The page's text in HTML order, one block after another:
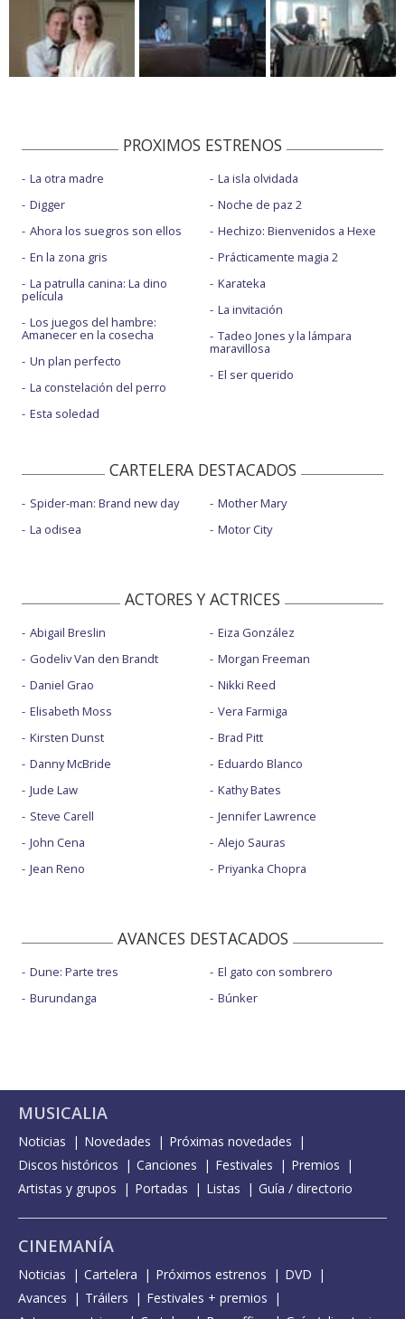
PROXIMOS ESTRENOS
La otra madre
Digger
Ahora los suegros son ellos
En la zona gris
La patrulla canina: La dino
película
Los juegos del hambre:
Amanecer en la cosecha
Un plan perfecto
La constelación del perro
Esta soledad
La isla olvidada
Noche de paz 2
Hechizo: Bienvenidos a Hexe
Prácticamente magia 2
Karateka
La invitación
Tadeo Jones y la lámpara
maravillosa
El ser querido
CARTELERA DESTACADOS
Spider-man: Brand new day
La odisea
Mother Mary
Motor City
ACTORES Y ACTRICES
Abigail Breslin
Godeliv Van den Brandt
Daniel Grao
Elisabeth Moss
Kirsten Dunst
Danny McBride
Jude Law
Steve Carell
John Cena
Jean Reno
Eiza González
Morgan Freeman
Nikki Reed
Vera Farmiga
Brad Pitt
Eduardo Blanco
Kathy Bates
Jennifer Lawrence
Alejo Sauras
Priyanka Chopra
AVANCES DESTACADOS
Dune: Parte tres
Burundanga
El gato con sombrero
Búnker
MUSICALIA
Noticias Novedades
Próximas novedades
Discos históricos
Canciones Festivales
Premios
Artistas y grupos
Portadas Listas Guía / directorio
CINEMANÍA
Noticias Cartelera Próximos estrenos
DVD
Avances
Tráilers
Festivales + premios